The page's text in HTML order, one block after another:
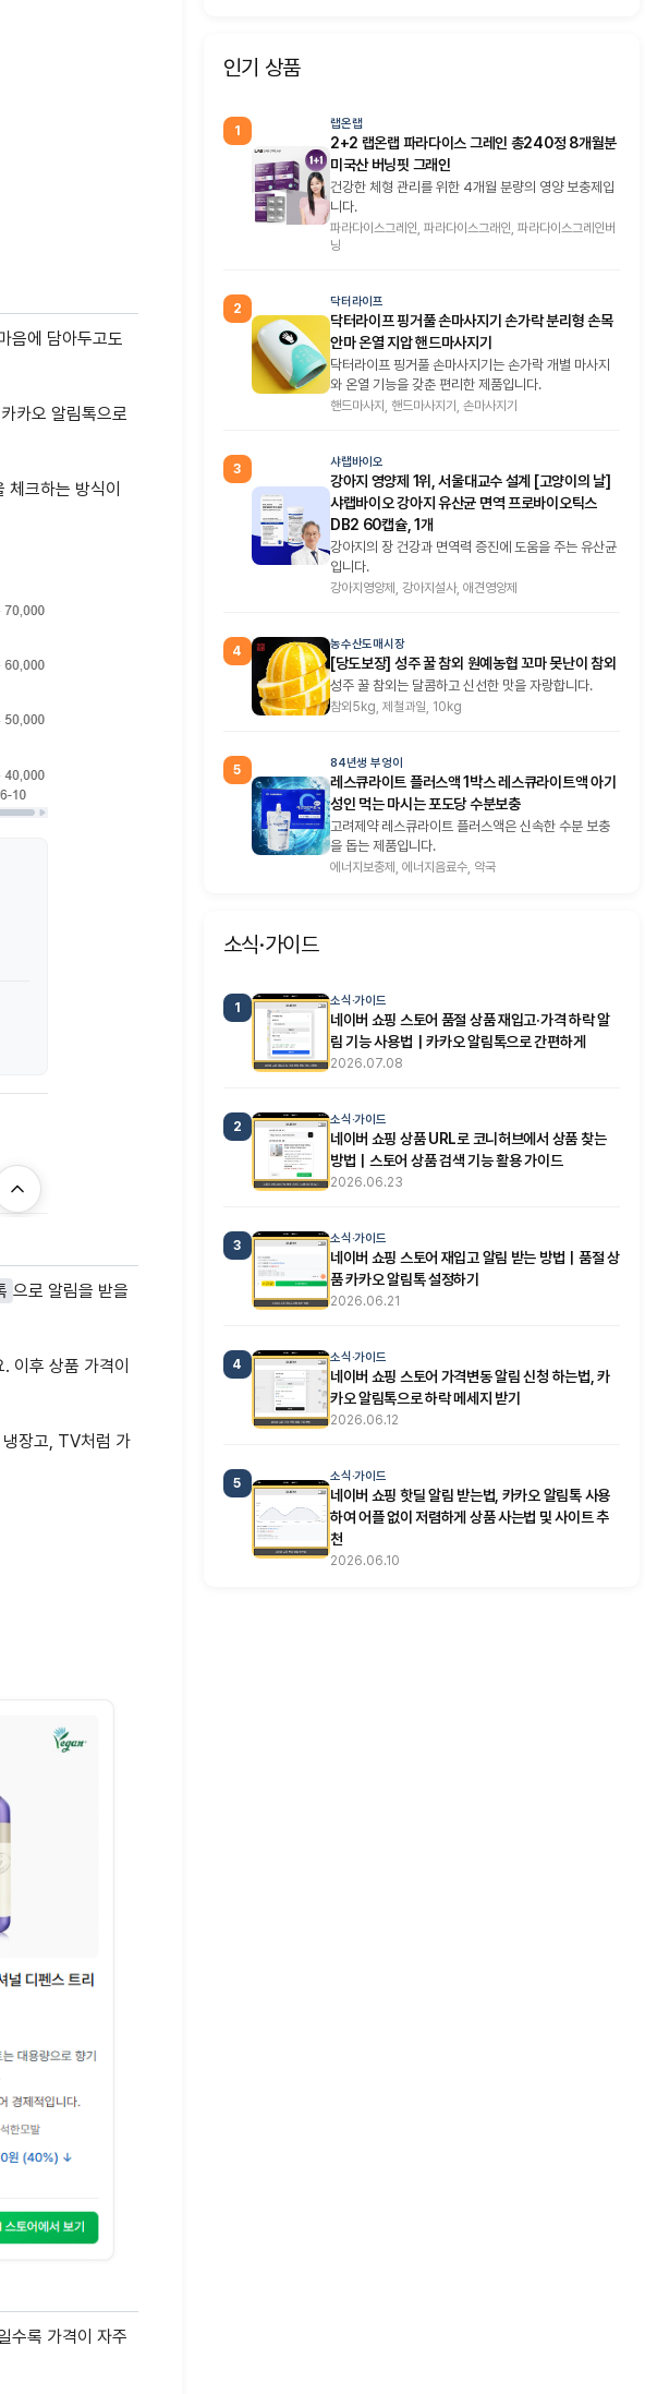
음에 담아두고도
카오 알림톡으로
크하는 방식이
으로 알림을 받을
이후 상품 가격이
냉장고, TV처럼 가
수록 가격이 자주
인기 상품
1 랩온랩
2+2 랩온랩 파라다이스 그레인 총240정 8개월분
미국산 버닝핏 그래인
건강한 체형 관리를 위한 4개월 분량의 영양 보충제입
니다.
파라다이스그레인, 파라다이스그래인, 파라다이스그레인버
닝
2 닥터라이프
닥터라이프 핑거풀 손마사지기 손가락 분리형 손목
안마 온열 지압 핸드마사지기
닥터라이프 핑거풀 손마사지기는 손가락 개별 마사지
와 온열 기능을 갖춘 편리한 제품입니다.
핸드마사지, 핸드마사지기, 손마사지기
3 샤랩바이오
강아지 영양제 1위, 서울대교수 설계 [고양이의 날]
샤랩바이오 강아지 유산균 면역 프로바이오틱스
DB2 60캡슐, 1개
강아지의 장 건강과 면역력 증진에 도움을 주는 유산균
입니다.
강아지영양제, 강아지설사, 애견영양제
4 농수산도매시장
[당도보장] 성주 꿀 참외 원예농협 꼬마 못난이 참외
성주 꿀 참외는 달콤하고 신선한 맛을 자랑합니다.
참외5kg, 제철과일, 10kg
5 84년생 부엉이
레스큐라이트 플러스액 1박스 레스큐라이트액 아기
성인 먹는 마시는 포도당 수분보충
고려제약 레스큐라이트 플러스액은 신속한 수분 보충
을 돕는 제품입니다.
에너지보충제, 에너지음료수, 약국
소식·가이드
1 소식·가이드
네이버 쇼핑 스토어 품절 상품 재입고·가격 하락 알
림 기능 사용법｜카카오 알림톡으로 간편하게
2026.07.08
2 소식·가이드
네이버 쇼핑 상품 URL로 코니허브에서 상품 찾는
방법｜스토어 상품 검색 기능 활용 가이드
2026.06.23
3 소식·가이드
네이버 쇼핑 스토어 재입고 알림 받는 방법｜품절 상
품 카카오 알림톡 설정하기
2026.06.21
4 소식·가이드
네이버 쇼핑 스토어 가격변동 알림 신청 하는법, 카
카오 알림톡으로 하락 메세지 받기
2026.06.12
5 소식·가이드
네이버 쇼핑 핫딜 알림 받는법, 카카오 알림톡 사용
하여 어플 없이 저렴하게 상품 사는법 및 사이트 추
천
2026.06.10